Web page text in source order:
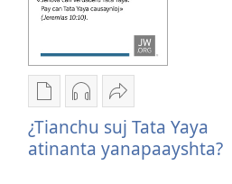
Opciones
de
descarga
Opciones
de
descarga
Sújpaj
cachápuy
¿Tianchu
¿Tianchu suj Tata Yaya
atinanta yanapaayshta?